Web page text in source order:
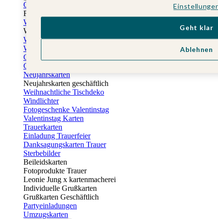
Osterkarten
Fotogeschenke zu Ostern
Weihnachtskarten
Weihnachtskarten selbst gestalten
Weihnachtskarten geschäftlich
Weihnachtsfeier Einladungen
Geschenkaufkleber Weihnachten
Geschenkanhänger Weihnachten
Neujahrskarten
Neujahrskarten geschäftlich
Weihnachtliche Tischdeko
Windlichter
Fotogeschenke Valentinstag
Valentinstag Karten
Trauerkarten
Einladung Trauerfeier
Danksagungskarten Trauer
Sterbebilder
Beileidskarten
Fotoprodukte Trauer
Leonie Jung x kartenmacherei
Individuelle Grußkarten
Grußkarten Geschäftlich
Partyeinladungen
Umzugskarten
Ablehnen
Geht klar